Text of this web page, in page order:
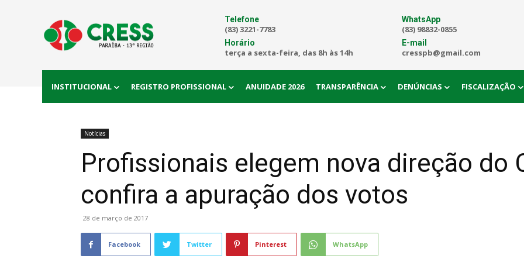
Telefone
(83) 3221-7783
Horário
terça a sexta-feira, das 8h às 14h
WhatsApp
(83) 98832-0855
E-mail
cresspb@gmail.com
INSTITUCIONAL REGISTRO PROFISSIONAL ANUIDADE 2026 TRANSPARÊNCIA DENÚNCIAS FISCALIZAÇÃO
Notícias
Profissionais elegem nova direção do
confira a apuração dos votos
28 de março de 2017
Facebook Twitter Pinterest WhatsApp